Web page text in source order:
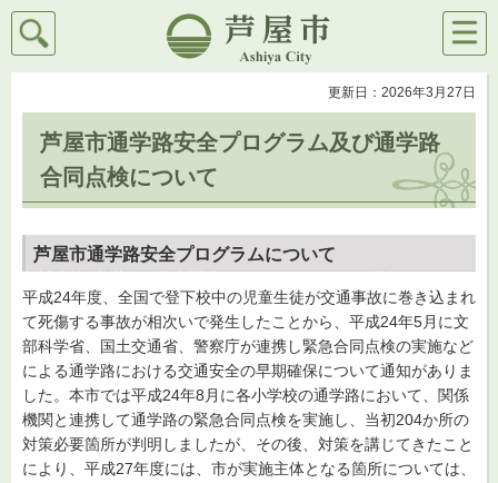
芦屋市
検索
メニ
ュー
更新日：2026年3月27日
芦屋市通学路安全プログラム及び通学路
合同点検について
芦屋市通学路安全プログラムについて
平成24年度、全国で登下校中の児童生徒が交通事故に巻き込まれ
て死傷する事故が相次いで発生したことから、平成24年5月に文
部科学省、国土交通省、警察庁が連携し緊急合同点検の実施など
による通学路における交通安全の早期確保について通知がありま
した。本市では平成24年8月に各小学校の通学路において、関係
機関と連携して通学路の緊急合同点検を実施し、当初204か所の
対策必要箇所が判明しましたが、その後、対策を講じてきたこと
により、平成27年度には、市が実施主体となる箇所については、